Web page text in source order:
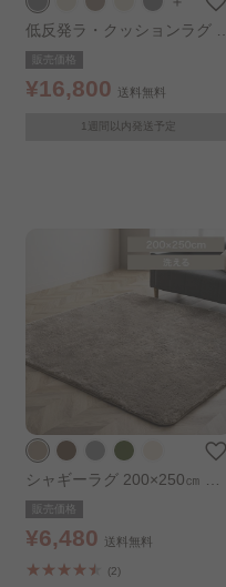
低反発ラ・クッションラグ 1
80×180cm グレー
販売価格
¥16,800 送料無料
1週間以内発送予定
シャギーラグ 200×250㎝ ベ
ージュ
販売価格
¥6,480 送料無料
(2)